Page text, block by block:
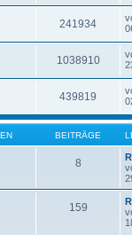
241934
1038910
439819
BEITRÄGE
8
159